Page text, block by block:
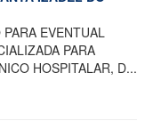
EVENTUAL
PARA
HOSPITALAR, D...